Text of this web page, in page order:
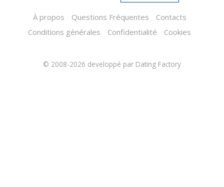
À propos Questions Fréquentes
Contacts
Conditions générales
Confidentialité Cookies
© 2008-2026 developpé par Dating Factory